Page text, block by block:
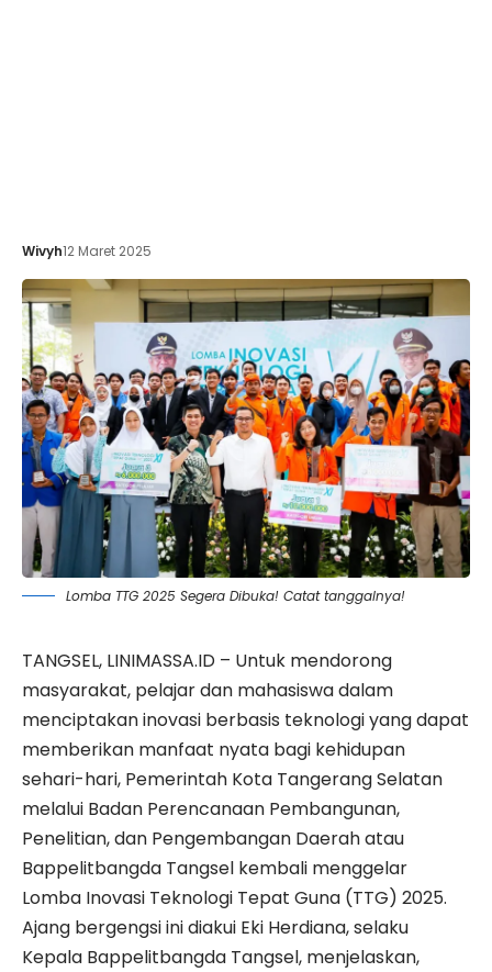
Wivyh12 Maret 2025
Lomba TTG 2025 Segera Dibuka! Catat tanggalnya!
TANGSEL, LINIMASSA.ID – Untuk mendorong
masyarakat, pelajar dan mahasiswa dalam
menciptakan inovasi berbasis teknologi yang dapat
memberikan manfaat nyata bagi kehidupan
sehari-hari, Pemerintah Kota Tangerang Selatan
melalui Badan Perencanaan Pembangunan,
Penelitian, dan Pengembangan Daerah atau
Bappelitbangda Tangsel kembali menggelar
Lomba Inovasi Teknologi Tepat Guna (TTG) 2025.
Ajang bergengsi ini diakui Eki Herdiana, selaku
Kepala Bappelitbangda Tangsel, menjelaskan,